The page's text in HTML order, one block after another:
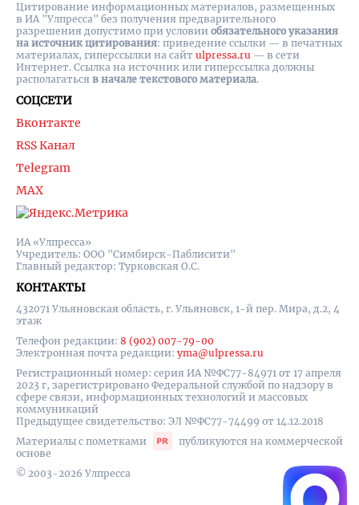
ИА «Улпресса»
Учредитель: ООО "Симбирск-Паблисити"
Главный редактор: Турковская О.С.
КОНТАКТЫ
432071 Ульяновская область, г. Ульяновск, 1-й пер. Мира, д.2, 4
этаж
Телефон редакции: 8 (902) 007-79-00
Электронная почта редакции: yma@ulpressa.ru
Регистрационный номер: серия ИА №ФС77-84971 от 17 апреля
2023 г, зарегистрировано Федеральной службой по надзору в
сфере связи, информационных технологий и массовых
коммуникаций
Предыдущее свидетельство: ЭЛ №ФС77-74499 от 14.12.2018
Материалы с пометками
публикуются на коммерческой
основе
© 2003-2026 Улпресса
СОЦСЕТИ
Вконтакте
RSS Канал
Telegram
MAX
Цитирование информационных материалов, размещенных
в ИА "Улпресса" без получения предварительного
разрешения допустимо при условии обязательного указания
на источник цитирования: приведение ссылки — в печатных
материалах, гиперссылки на cайт ulpressa.ru — в сети
Интернет. Ссылка на источник или гиперссылка должны
располагаться в начале текстового материала.